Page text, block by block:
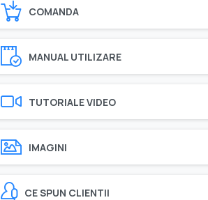
COMANDA
MANUAL UTILIZARE
TUTORIALE VIDEO
IMAGINI
CE SPUN CLIENTII